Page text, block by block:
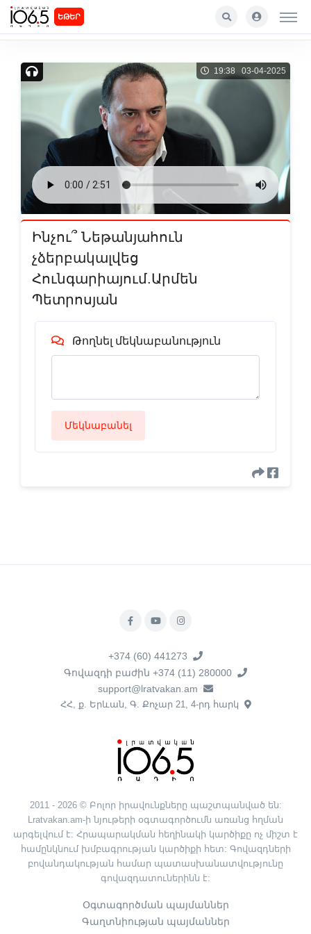
ԵԹԵՐ
19:38 03-04-2025
Ինչու՞ Նեթանյահուն
չձերբակալվեց
Հունգարիայում.Արմեն
Պետրոսյան
Թողնել մեկնաբանություն
Մեկնաբանել
+374 (60) 441273
Գովազդի բաժին +374 (11) 280000
support@lratvakan.am
ՀՀ, ք. Երևան, Գ. Քոչար 21, 4-րդ հարկ
2011 - 2026 © Բոլոր իրավունքները պաշտպանված են:
Lratvakan.am-ի նյութերի օգտագործումն առանց հղման
արգելվում է: Հրապարակման հեղինակի կարծիքը ոչ միշտ է
համընկնում խմբագրության կարծիքի հետ: Գովազդների
բովանդակության համար պատասխանատվությունը
գովազդատուներինն է:
Օգտագործման պայմաններ
Գաղտնիության պայմաններ